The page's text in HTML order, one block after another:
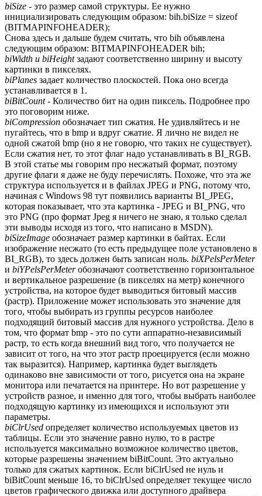
biSize - это размер самой структуры. Ее нужно
инициализировать следующим образом: bih.biSize = sizeof
(BITMAPINFOHEADER);
Снова здесь и дальше будем считать, что bih объявлена
следующим образом: BITMAPINFOHEADER bih;
biWidth и biHeightзадают соответственно ширину и высоту
картинки в пикселях.
biPlanes задает количество плоскостей. Пока оно всегда
устанавливается в 1.
biBitCount- Количество бит на один пиксель. Подробнее про
это поговорим ниже.
biCompression обозначает тип сжатия. Не удивляйтесь и не
пугайтесь, что в bmp и вдруг сжатие. Я лично не видел не
одной сжатой bmp (но я не говорю, что таких не существует).
Если сжатия нет, то этот флаг надо устанавливать в BI_RGB.
В этой статье мы говорим про несжатый формат, поэтому
другие флаги я даже не буду перечислять. Похоже, что эта же
структура используется и в файлах JPEG и PNG, потому что,
начиная с Windows 98 тут появились варианты BI_JPEG,
которая показывает, что эта картинка - JPEG и BI_PNG, что
это PNG (про формат Jpeg я ничего не знаю, я только сделал
эти выводы исходя из того, что написано в MSDN).
biSizeImage обозначает размер картинки в байтах. Если
изображение несжато (то есть предыдущее поле установлено в
BI_RGB), то здесь должен быть записан ноль. biXPelsPerMeter
и biYPelsPerMeterобозначают соответственно горизонтальное
и вертикальное разрешение (в пикселях на метр) конечного
устройства, на которое будет выводиться битовый массив
(растр). Приложение может использовать это значение для
того, чтобы выбирать из группы ресурсов наиболее
подходящий битовый массив для нужного устройства. Дело в
том, что формат bmp - это по сути аппаратно-независимый
растр, то есть когда внешний вид того, что получается не
зависит от того, на что этот растр проецируется (если можно
так выразится). Например, картинка будет выглядеть
одинаково вне зависимости от того, рисуется она на экране
монитора или печатается на принтере. Но вот разрешение у
устройств разное, и именно для того, чтобы выбрать наиболее
подходящую картинку из имеющихся и используют эти
параметры.
biClrUsed определяет количество используемых цветов из
таблицы. Если это значение равно нулю, то в растре
используется максимально возможное количество цветов,
которые разрешены значением biBitCount. Это актуально
только для сжатых картинок. Если biClrUsed не нуль и
biBitCount меньше 16, то biClrUsed определяет текущее число
цветов графического движка или доступного драйвера